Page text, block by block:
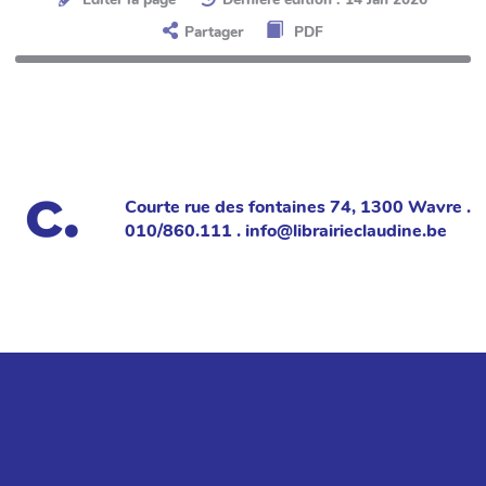
Partager
PDF
Courte rue des fontaines 74, 1300 Wavre .
010/860.111 . info@librairieclaudine.be